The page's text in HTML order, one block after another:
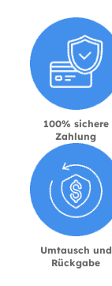
100% sichere
Zahlung
Umtausch und
Rückgabe